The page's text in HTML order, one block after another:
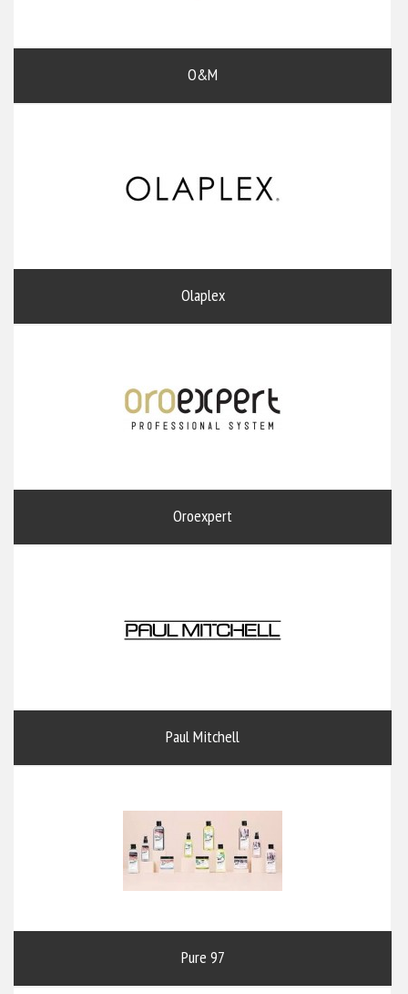
O&M
Olaplex
Oroexpert
Paul Mitchell
Pure 97